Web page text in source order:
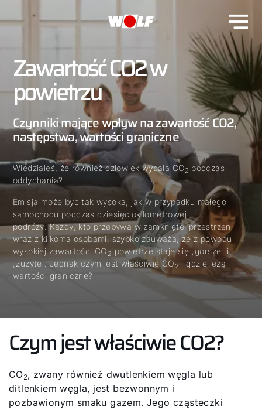
Zawartość CO2 w
powietrzu
Czynniki mające wpływ na zawartość CO2,
następstwa, wartości graniczne
Wiedziałeś, że również człowiek wydala CO2 podczas
oddychania?
Emisja może być tak wysoka, jak w przypadku małego
samochodu podczas dziesięciokilometrowej
podróży. Każdy, kto przebywa w zamkniętej przestrzeni
wraz z kilkoma osobami, szybko zauważa, że z powodu
wysokiej zawartości CO 2 powietrze staje się „gorsze” i
„zużyte”. Jednak czym jest właściwie CO 2 i gdzie leżą
wartości graniczne?
Czym jest właściwie CO2?
CO2, zwany również dwutlenkiem węgla lub
ditlenkiem węgla, jest bezwonnym i
pozbawionym smaku gazem. Jego cząsteczki